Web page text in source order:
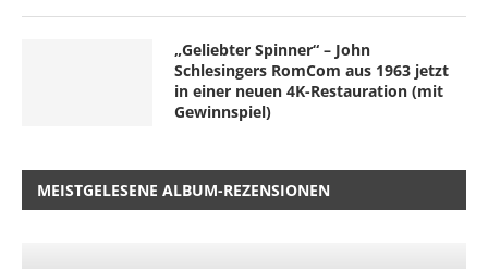
„Geliebter Spinner“ – John
Schlesingers RomCom aus 1963 jetzt
in einer neuen 4K-Restauration (mit
Gewinnspiel)
MEISTGELESENE ALBUM-REZENSIONEN